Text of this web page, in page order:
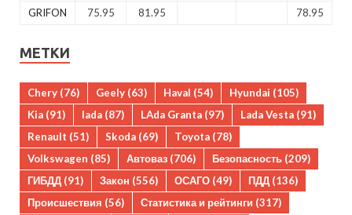
GRIFON
75.95 81.95 78.95
МЕТКИ
Chery (76) Geely (63) Haval (54) Hyundai (105)
Kia (91) lada (87) LAda Granta (97) Lada Vesta (91)
Renault (51) Skoda (69) Toyota (78)
Volkswagen (85) Автоваз (706) Безопасность (209)
ГИБДД (91) Закон (556) ОСАГО (49) ПДД (136)
Происшествия (56) Статистика и рейтинги (317)